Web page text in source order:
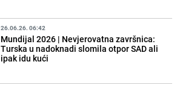
26.06.26. 06:42
Mundijal 2026 | Nevjerovatna završnica:
Turska u nadoknadi slomila otpor SAD ali
ipak idu kući